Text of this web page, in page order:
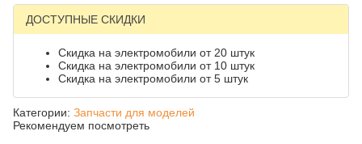
ДОСТУПНЫЕ СКИДКИ
Скидка на электромобили от 20 штук
Скидка на электромобили от 10 штук
Скидка на электромобили от 5 штук
Категории: Запчасти для моделей
Рекомендуем посмотреть